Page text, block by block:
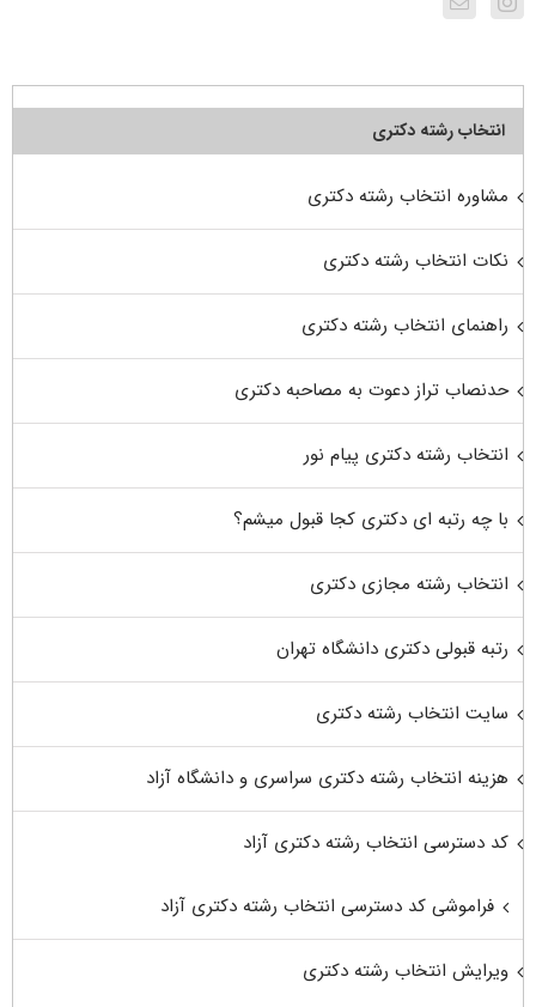
انتخاب رشته دکتری
مشاوره انتخاب رشته دکتری
نکات انتخاب رشته دکتری
راهنمای انتخاب رشته دکتری
حدنصاب تراز دعوت به مصاحبه دکتری
انتخاب رشته دکتری پیام نور
با چه رتبه ای دکتری کجا قبول میشم؟
انتخاب رشته مجازی دکتری
رتبه قبولی دکتری دانشگاه تهران
سایت انتخاب رشته دکتری
هزینه انتخاب رشته دکتری سراسری و دانشگاه آزاد
کد دسترسی انتخاب رشته دکتری آزاد
فراموشی کد دسترسی انتخاب رشته دکتری آزاد
ویرایش انتخاب رشته دکتری